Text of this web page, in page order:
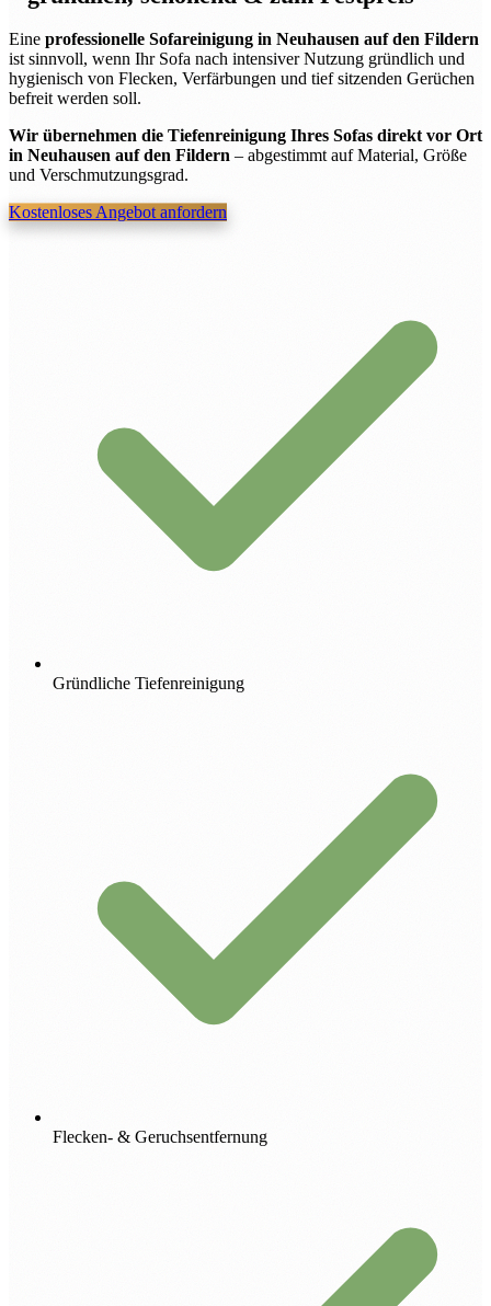
Eine professionelle Sofareinigung in Neuhausen auf den Fildern
ist sinnvoll, wenn Ihr Sofa nach intensiver Nutzung gründlich und
hygienisch von Flecken, Verfärbungen und tief sitzenden Gerüchen
befreit werden soll.
Wir übernehmen die Tiefenreinigung Ihres Sofas direkt vor Ort
in Neuhausen auf den Fildern – abgestimmt auf Material, Größe
und Verschmutzungsgrad.
Kostenloses Angebot anfordern
Gründliche Tiefenreinigung
Flecken- & Geruchsentfernung